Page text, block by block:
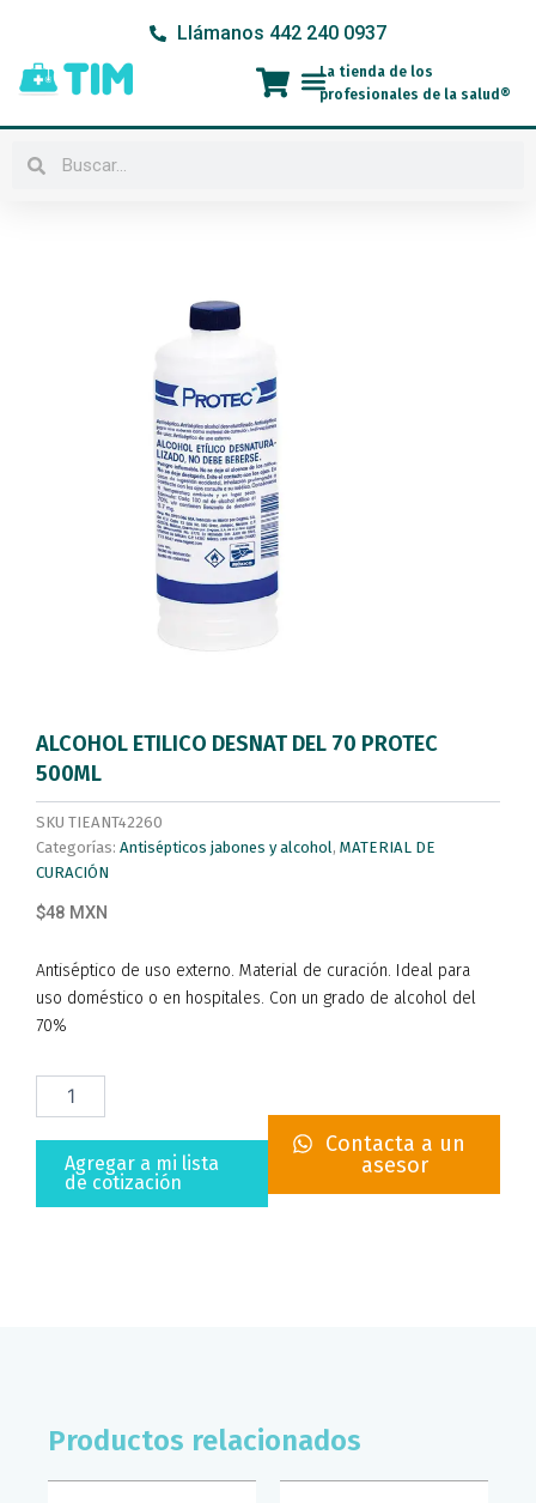
contenido
Llámanos 442 240 0937
Menú
La tienda de los
profesionales de la salud®
Buscar
ALCOHOL ETILICO DESNAT DEL 70 PROTEC
500ML
SKU TIEANT42260
Categorías: Antisépticos jabones y alcohol, MATERIAL DE
CURACIÓN
$48 MXN
Antiséptico de uso externo. Material de curación. Ideal para
uso doméstico o en hospitales. Con un grado de alcohol del
70%
ALCOHOL
ETILICO
Agregar a mi lista
de cotización
Contacta a un
asesor
Productos relacionados